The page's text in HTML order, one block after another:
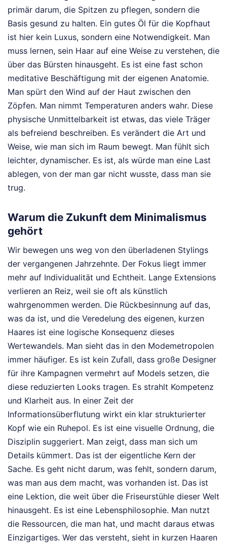
primär darum, die Spitzen zu pflegen, sondern die
Basis gesund zu halten. Ein gutes Öl für die Kopfhaut
ist hier kein Luxus, sondern eine Notwendigkeit. Man
muss lernen, sein Haar auf eine Weise zu verstehen, die
über das Bürsten hinausgeht. Es ist eine fast schon
meditative Beschäftigung mit der eigenen Anatomie.
Man spürt den Wind auf der Haut zwischen den
Zöpfen. Man nimmt Temperaturen anders wahr. Diese
physische Unmittelbarkeit ist etwas, das viele Träger
als befreiend beschreiben. Es verändert die Art und
Weise, wie man sich im Raum bewegt. Man fühlt sich
leichter, dynamischer. Es ist, als würde man eine Last
ablegen, von der man gar nicht wusste, dass man sie
trug.
Warum die Zukunft dem Minimalismus
gehört
Wir bewegen uns weg von den überladenen Stylings
der vergangenen Jahrzehnte. Der Fokus liegt immer
mehr auf Individualität und Echtheit. Lange Extensions
verlieren an Reiz, weil sie oft als künstlich
wahrgenommen werden. Die Rückbesinnung auf das,
was da ist, und die Veredelung des eigenen, kurzen
Haares ist eine logische Konsequenz dieses
Wertewandels. Man sieht das in den Modemetropolen
immer häufiger. Es ist kein Zufall, dass große Designer
für ihre Kampagnen vermehrt auf Models setzen, die
diese reduzierten Looks tragen. Es strahlt Kompetenz
und Klarheit aus. In einer Zeit der
Informationsüberflutung wirkt ein klar strukturierter
Kopf wie ein Ruhepol. Es ist eine visuelle Ordnung, die
Disziplin suggeriert. Man zeigt, dass man sich um
Details kümmert. Das ist der eigentliche Kern der
Sache. Es geht nicht darum, was fehlt, sondern darum,
was man aus dem macht, was vorhanden ist. Das ist
eine Lektion, die weit über die Friseurstühle dieser Welt
hinausgeht. Es ist eine Lebensphilosophie. Man nutzt
die Ressourcen, die man hat, und macht daraus etwas
Einzigartiges. Wer das versteht, sieht in kurzen Haaren